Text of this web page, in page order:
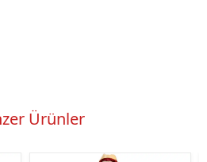
Ürünler